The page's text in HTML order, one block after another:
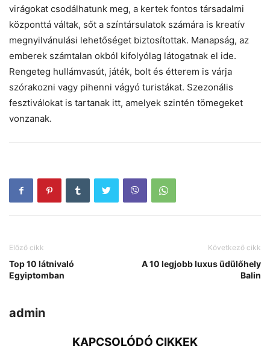
virágokat csodálhatunk meg, a kertek fontos társadalmi
központtá váltak, sőt a színtársulatok számára is kreatív
megnyilvánulási lehetőséget biztosítottak. Manapság, az
emberek számtalan okból kifolyólag látogatnak el ide.
Rengeteg hullámvasút, játék, bolt és étterem is várja
szórakozni vagy pihenni vágyó turistákat. Szezonális
fesztiválokat is tartanak itt, amelyek szintén tömegeket
vonzanak.
Előző cikk
Top 10 látnivaló
Egyiptomban
Következő cikk
A 10 legjobb luxus üdülőhely
Balin
admin
KAPCSOLÓDÓ CIKKEK